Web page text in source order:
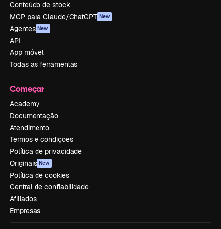
Conteúdo de stock
MCP para Claude/ChatGPT New
Agentes New
API
App móvel
Todas as ferramentas
Começar
Academy
Documentação
Atendimento
Termos e condições
Política de privacidade
Originais New
Política de cookies
Central de confiabilidade
Afiliados
Empresas